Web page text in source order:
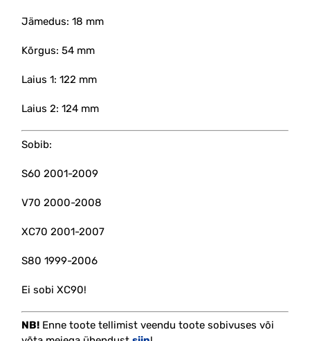
Jämedus: 18 mm
Kõrgus: 54 mm
Laius 1: 122 mm
Laius 2: 124 mm
Sobib:
S60 2001-2009
V70 2000-2008
XC70 2001-2007
S80 1999-2006
Ei sobi XC90!
NB! Enne toote tellimist veendu toote sobivuses või